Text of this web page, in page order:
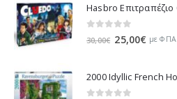
out of 5
30,00€ Original
30,00€.
25,00€ Η
είναι:
με ΦΠΑ